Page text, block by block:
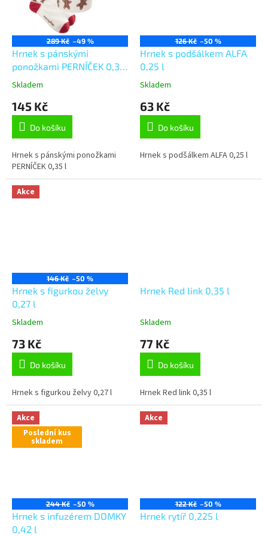
289 Kč –49 %
Hrnek s pánskými
ponožkami PERNÍČEK 0,35
Skladem
145 Kč
Do košíku
Hrnek s pánskými ponožkami
PERNÍČEK 0,35 l
126 Kč –50 %
Hrnek s podšálkem ALFA
0,25 l
Skladem
63 Kč
Do košíku
Hrnek s podšálkem ALFA 0,25 l
Akce
146 Kč –50 %
Hrnek s figurkou želvy
0,27 l
Skladem
73 Kč
Do košíku
Hrnek s figurkou želvy 0,27 l
Hrnek Red link 0,35 l
Skladem
77 Kč
Do košíku
Hrnek Red link 0,35 l
Akce
Poslední kus
skladem
244 Kč –50 %
Hrnek s infuzérem DOMKY
0,42 l
Akce
122 Kč –50 %
Hrnek rytíř 0,225 l